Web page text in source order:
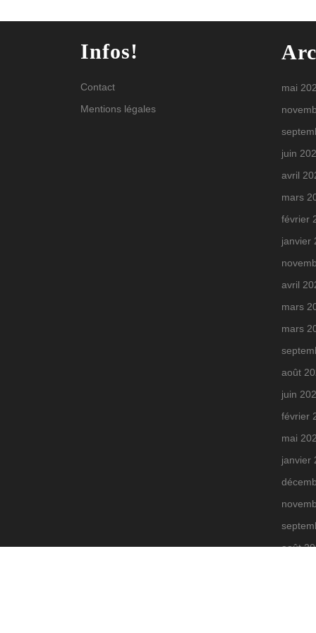
Infos!
Contact
Mentions légales
mai
juin
avril
mars
février
janvier
avril
mars
mars
août
juin
février
mai
janvier
août